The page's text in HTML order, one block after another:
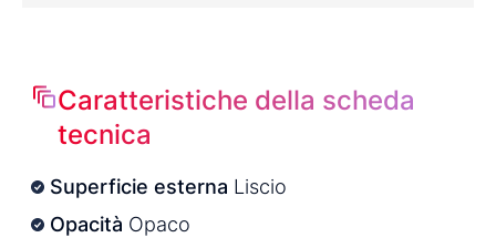
Caratteristiche della scheda
tecnica
Superficie esterna Liscio
Opacità Opaco